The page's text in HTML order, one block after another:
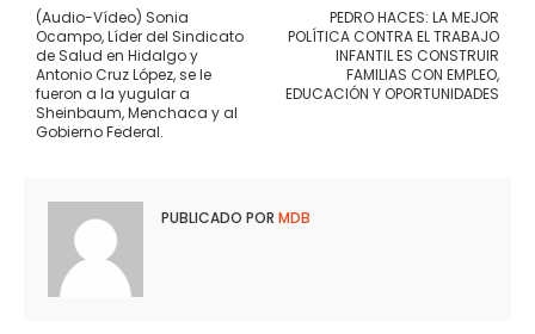
PEDRO HACES: LA MEJOR
POLÍTICA CONTRA EL TRABAJO
INFANTIL ES CONSTRUIR
FAMILIAS CON EMPLEO,
EDUCACIÓN Y OPORTUNIDADES
(Audio-Vídeo) Sonia
Ocampo, Líder del Sindicato
de Salud en Hidalgo y
Antonio Cruz López, se le
fueron a la yugular a
Sheinbaum, Menchaca y al
Gobierno Federal.
PUBLICADO POR MDB